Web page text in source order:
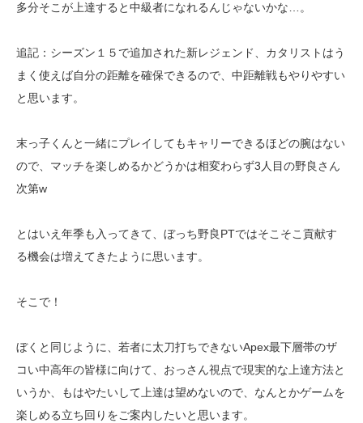
多分そこが上達すると中級者になれるんじゃないかな…。
追記：シーズン１５で追加された新レジェンド、カタリストはう
まく使えば自分の距離を確保できるので、中距離戦もやりやすい
と思います。
末っ子くんと一緒にプレイしてもキャリーできるほどの腕はない
ので、マッチを楽しめるかどうかは相変わらず3人目の野良さん
次第w
とはいえ年季も入ってきて、ぼっち野良PTではそこそこ貢献す
る機会は増えてきたように思います。
そこで！
ぼくと同じように、若者に太刀打ちできないApex最下層帯のザ
コい中高年の皆様に向けて、おっさん視点で現実的な上達方法と
いうか、もはやたいして上達は望めないので、なんとかゲームを
楽しめる立ち回りをご案内したいと思います。